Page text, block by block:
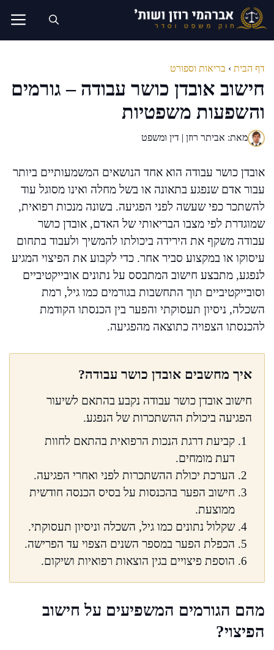
לדלג
לתוכן
דף הבית › בריאות וספורט
חישוב אובדן כושר עבודה – גורמים
והשפעות משפטיות
מאת: אביתר רוזן | דין ומשפט
אובדן כושר עבודה הוא אחד הנושאים המשמעותיים ביותר
עבור אדם שנפגע בתאונה או בשל מחלה ואינו מסוגל עוד
להשתכר כפי שעשה לפני הפגיעה. בשונה מנכות רפואית,
שמוגדרת לפי מצבו הבריאותי של האדם, אובדן כושר
עבודה משקף את הירידה ביכולתו להמשיך ולעבוד בתחום
עיסוקו או במקצוע סביר אחר. כדי לקבוע את הפיצוי המגיע
לנפגע, מתבצע חישוב המתבסס על נתונים אובייקטיביים
וסובייקטיביים תוך התחשבות בגורמים כמו גיל, רמת
השכלה, ניסיון תעסוקתי והפער בין הכנסתו הקודמת
להכנסתו הצפויה כתוצאה מהפגיעה.
איך מחשבים אובדן כושר עבודה?
חישוב אובדן כושר עבודה נקבע בהתאם לשיעור
הפגיעה ביכולת ההשתכרות של הנפגע.
קביעת דרגת הנכות הרפואית בהתאם לחוות
דעת מומחים.
הערכת יכולת ההשתכרות לפני ואחרי הפגיעה.
חישוב הפער בהכנסות על בסיס הכנסה חודשית
ממוצעת.
שקלול נתונים כמו גיל, השכלה וניסיון תעסוקתי.
הכפלת הפער במספר השנים הצפוי עד הפרישה.
הוספת פיצויים בגין הוצאות רפואיות ושיקום.
מהם הגורמים המשפיעים על חישוב
הפיצוי?